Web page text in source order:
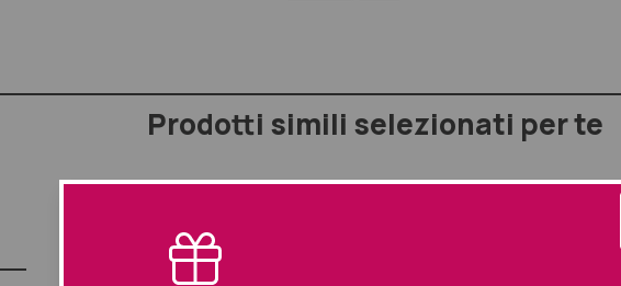
Prodotti simili selezionati per te
Descrizione
Quessto prodotto assicura protezione dal calore di piastre e phon e